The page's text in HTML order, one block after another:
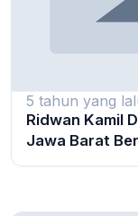
5 tahun yang
Ridwan Kamil
Jawa Barat